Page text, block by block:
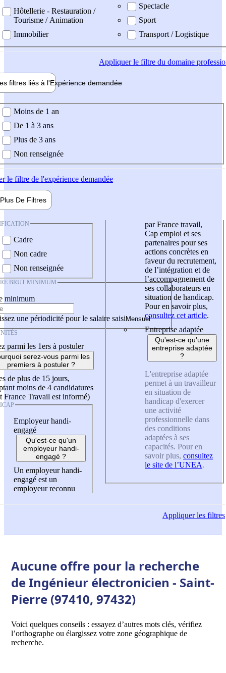
Hôtellerie - Restauration /
Tourisme / Animation
Immobilier
Spectacle
Sport
Transport / Logistique
Appliquerle filtre du domaine
filtres liés à l'Expérience demandée
demandée
Moins de 1 an
De 1 à 3 ans
Plus de 3 ans
Non renseignée
le filtre de l'expérience demandée
Plus De Filtres
Cadre
Non cadre
Non renseignée
BRUT MINIMUM
minimum
une périodicité pour le salaire saisi
parmi les 1ers à postuler
serez-vous parmi les
premiers à postuler ?
de plus de 15 jours,
moins de 4 candidatures
France Travail est informé)
Employeur handi-
engagé
Qu'est-ce qu'un
employeur handi-
engagé ?
Un employeur handi-
engagé est un
employeur reconnu
par France travail,
Cap emploi et ses
partenaires pour ses
actions concrètes en
faveur du recrutement,
de l’intégration et de
l’accompagnement de
ses collaborateurs en
situation de handicap.
Pour en savoir plus,
consultez cet article.
Entreprise adaptée
Qu'est-ce qu'une
entreprise adaptée
?
L'entreprise adaptée
permet à un travailleur
en situation de
handicap d'exercer
une activité
professionnelle dans
des conditions
adaptées à ses
capacités. Pour en
savoir plus, consultez
le site de l’UNEA.
Appliquerles filtres
Aucune offre pour la recherche
de Ingénieur électronicien - Saint-
Pierre (97410, 97432)
Voici quelques conseils : essayez d’autres mots clés, vérifiez
l’orthographe ou élargissez votre zone géographique de
recherche.